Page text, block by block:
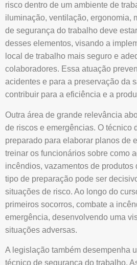
risco dentro de um ambiente de
iluminação, ventilação, ergonomia,
de segurança do trabalho deve
desses elementos, visando a
local de trabalho mais seguro e
colaboradores. Essa atuação
acidentes e para a preservação da
contribuir para a eficiência e a
Outra área de grande relevância
de riscos e emergências. O técnico
preparado para elaborar planos de
treinar os funcionários sobre como
incêndios, vazamentos de
tipo de preparação pode ser
situações de risco. Ao longo do
primeiros socorros, combate a
emergência, desenvolvendo uma
situações adversas.
A legislação também desempenha
técnico de segurança do trabalho.